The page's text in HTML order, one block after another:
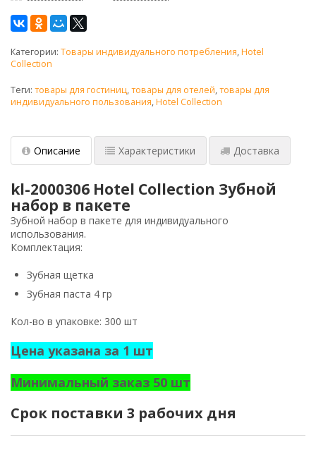
Категории: Товары индивидуального потребления,Hotel
Collection
Теги: товары для гостиниц,товары для отелей,товары для
индивидуального пользования,Hotel Collection
Описание Характеристики Доставка
kl-2000306 Hotel Collection Зубной
набор в пакете
Зубной набор в пакете для индивидуального
использования.
Комплектация:
Зубная щетка
Зубная паста 4 гр
Кол-во в упаковке: 300 шт
Цена указана за 1 шт
Минимальный заказ 50 шт
Срок поставки 3 рабочих дня